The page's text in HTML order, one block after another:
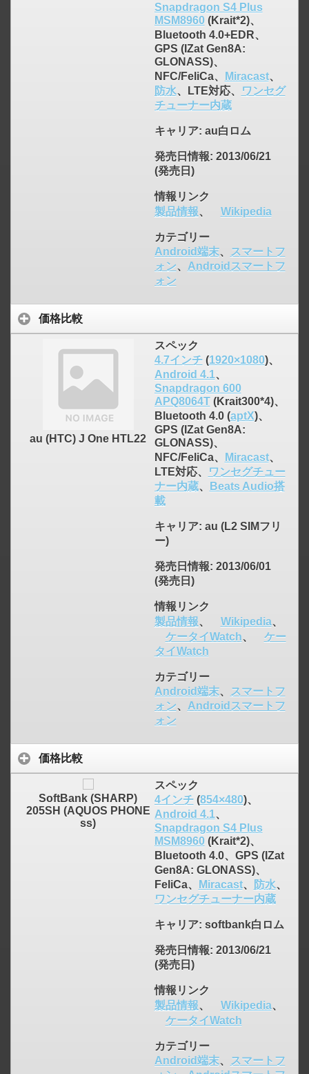
Snapdragon S4 Plus
MSM8960 (Krait*2)、
Bluetooth 4.0+EDR、
GPS (IZat Gen8A:
GLONASS)、
NFC/FeliCa、
Miracast、
防水、LTE対応、
ワンセグ
チューナー内蔵
キャリア: au白ロム
発売日情報: 2013/06/21
(発売日)
情報リンク
製品情報、 Wikipedia
カテゴリー
Android端末、
スマートフ
ォン、 Androidスマートフ
ォン
価格比較
au (HTC) J One HTL22
スペック
4.7インチ(1920×1080)、
Android 4.1、
Snapdragon 600
APQ8064T(Krait300*4)、
Bluetooth 4.0 (aptX)、
GPS (IZat Gen8A:
GLONASS)、
NFC/FeliCa、
Miracast、
LTE対応、
ワンセグチュー
ナー内蔵、
Beats Audio搭
載
キャリア: au (L2 SIMフリ
ー)
発売日情報: 2013/06/01
(発売日)
情報リンク
製品情報、 Wikipedia、
ケータイWatch、
ケー
タイWatch
カテゴリー
Android端末、
スマートフ
ォン、 Androidスマートフ
ォン
価格比較
SoftBank (SHARP)
205SH (AQUOS PHONE
ss)
スペック
4インチ(854×480)、
Android 4.1、
Snapdragon S4 Plus
MSM8960 (Krait*2)、
Bluetooth 4.0、GPS (IZat
Gen8A: GLONASS)、
FeliCa、
Miracast、 防水、
ワンセグチューナー内蔵
キャリア: softbank白ロム
発売日情報: 2013/06/21
(発売日)
情報リンク
製品情報、 Wikipedia、
ケータイWatch
カテゴリー
Android端末、
スマートフ
click to expand contents